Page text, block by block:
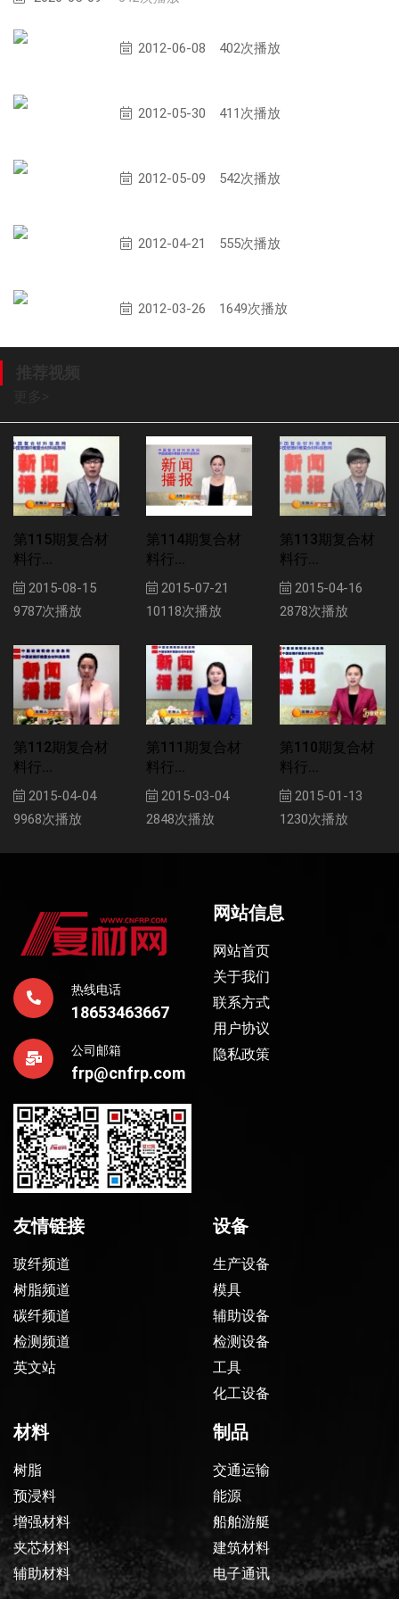
2012-06-08 402次播放
2012-05-30 411次播放
2012-05-09 542次播放
2012-04-21 555次播放
2012-03-26 1649次播放
第115期复合材
料行...
2015-08-15
9787次播放
第114期复合材
料行...
2015-07-21
10118次播放
第113期复合材
料行...
2015-04-16
2878次播放
第112期复合材
料行...
2015-04-04
9968次播放
第111期复合材
料行...
2015-03-04
2848次播放
第110期复合材
料行...
2015-01-13
1230次播放
热线电话
18653463667
公司邮箱
frp@cnfrp.com
网站信息
网站首页
关于我们
联系方式
用户协议
隐私政策
友情链接
玻纤频道
树脂频道
碳纤频道
检测频道
英文站
设备
生产设备
模具
辅助设备
检测设备
工具
化工设备
材料
树脂
预浸料
增强材料
夹芯材料
辅助材料
制品
交通运输
能源
船舶游艇
建筑材料
电子通讯